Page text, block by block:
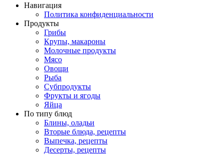
Навигация
Политика конфиденциальности
Продукты
Грибы
Крупы, макароны
Молочные продукты
Мясо
Овощи
Рыба
Субпродукты
Фрукты и ягоды
Яйца
По типу блюд
Блины, оладьи
Вторые блюда, рецепты
Выпечка, рецепты
Десерты, рецепты